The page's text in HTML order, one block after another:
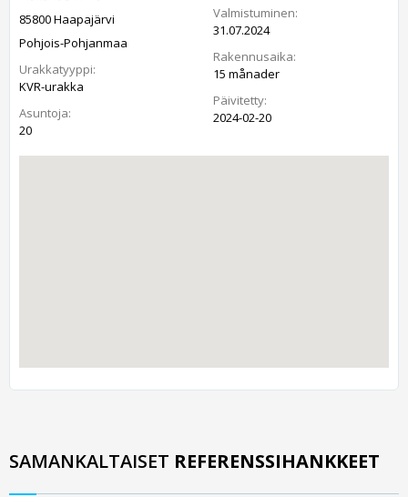
85800 Haapajärvi
Pohjois-Pohjanmaa
Urakkatyyppi:
KVR-urakka
Asuntoja:
20
Valmistuminen:
31.07.2024
Rakennusaika:
15 månader
Päivitetty:
2024-02-20
SAMANKALTAISET REFERENSSIHANKKEET